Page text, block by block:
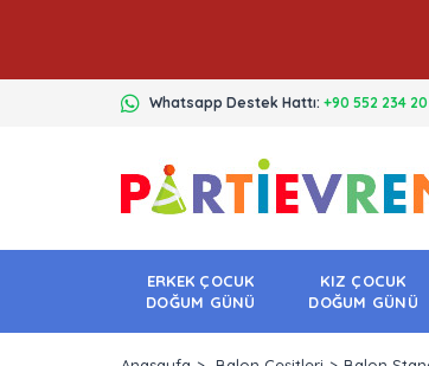
Whatsapp Destek Hattı: +90 552 234
ERKEK ÇOCUK
DOĞUM GÜNÜ
KIZ ÇOCUK
DOĞUM GÜNÜ